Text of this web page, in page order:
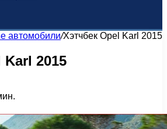
автомобили/Хэтчбек Opel Karl 2015
Karl 2015